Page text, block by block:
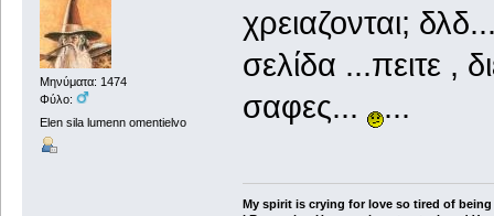
Μηνύματα: 1474
Φύλο:
Elen sila lumenn omentielvo
χρειαζονται;
σελίδα ...πειτε ,
σαφες...
...
My spirit is crying for love so tired of being